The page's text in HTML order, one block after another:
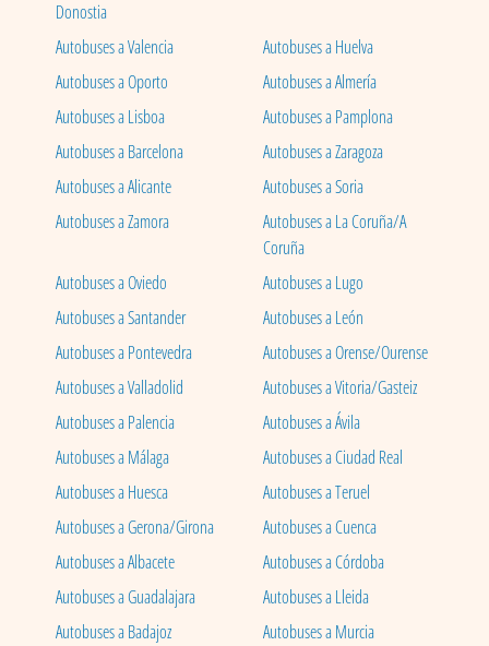
Donostia
Autobuses a Valencia
Autobuses a Huelva
Autobuses a Oporto
Autobuses a Almería
Autobuses a Lisboa
Autobuses a Pamplona
Autobuses a Barcelona
Autobuses a Zaragoza
Autobuses a Alicante
Autobuses a Soria
Autobuses a Zamora
Autobuses a La Coruña/A
Coruña
Autobuses a Oviedo
Autobuses a Lugo
Autobuses a Santander
Autobuses a León
Autobuses a Pontevedra
Autobuses a Orense/Ourense
Autobuses a Valladolid
Autobuses a Vitoria/Gasteiz
Autobuses a Palencia
Autobuses a Ávila
Autobuses a Málaga
Autobuses a Ciudad Real
Autobuses a Huesca
Autobuses a Teruel
Autobuses a Gerona/Girona
Autobuses a Cuenca
Autobuses a Albacete
Autobuses a Córdoba
Autobuses a Guadalajara
Autobuses a Lleida
Autobuses a Badajoz
Autobuses a Murcia